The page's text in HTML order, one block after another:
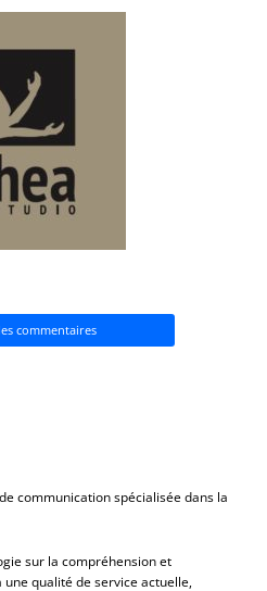
commentaires
communication spécialisée dans la
sur la compréhension et
qualité de service actuelle,